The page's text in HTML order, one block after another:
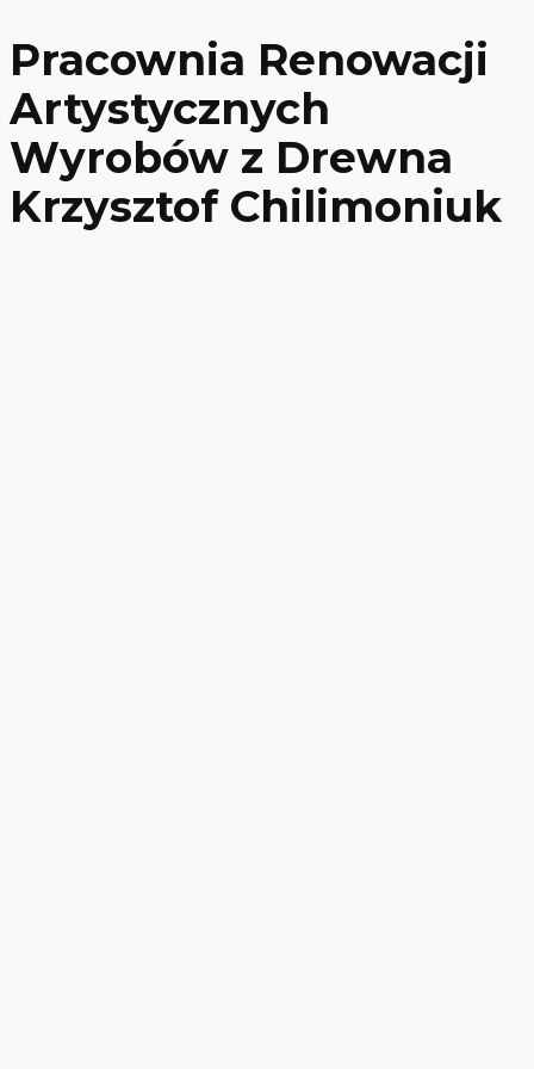
Pracownia Renowacji
Artystycznych
Wyrobów z Drewna
Krzysztof Chilimoniuk